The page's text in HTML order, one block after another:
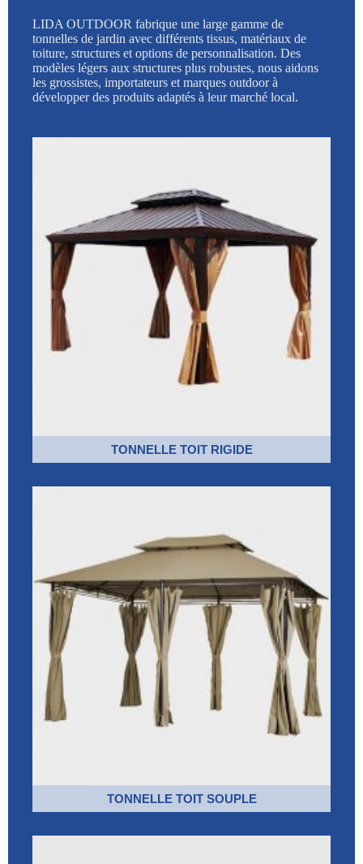
LIDA OUTDOOR fabrique une large gamme de
tonnelles de jardin avec différents tissus, matériaux de
toiture, structures et options de personnalisation. Des
modèles légers aux structures plus robustes, nous aidons
les grossistes, importateurs et marques outdoor à
développer des produits adaptés à leur marché local.
TONNELLE TOIT RIGIDE
TONNELLE TOIT SOUPLE